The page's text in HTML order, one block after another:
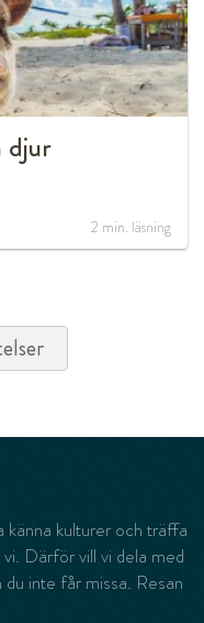
djur
2 min. läsning
känna kulturer och träffa
Därför vill vi dela med
inte får missa. Resan